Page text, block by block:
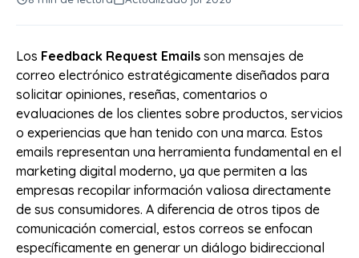
Los Feedback Request Emails son mensajes de
correo electrónico estratégicamente diseñados para
solicitar opiniones, reseñas, comentarios o
evaluaciones de los clientes sobre productos, servicios
o experiencias que han tenido con una marca. Estos
emails representan una herramienta fundamental en el
marketing digital moderno, ya que permiten a las
empresas recopilar información valiosa directamente
de sus consumidores. A diferencia de otros tipos de
comunicación comercial, estos correos se enfocan
específicamente en generar un diálogo bidireccional